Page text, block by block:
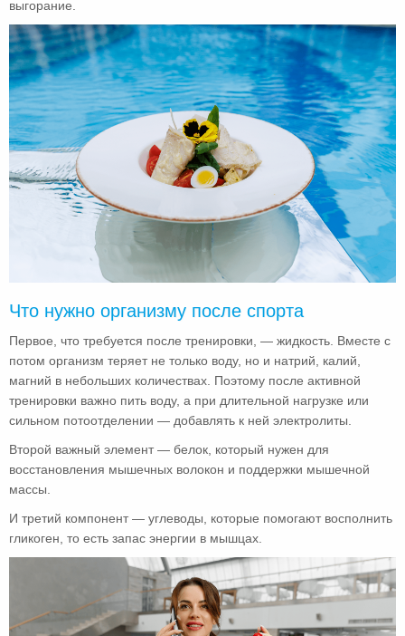
выгорание.
Что нужно организму после спорта
Первое, что требуется после тренировки, — жидкость. Вместе с
потом организм теряет не только воду, но и натрий, калий,
магний в небольших количествах. Поэтому после активной
тренировки важно пить воду, а при длительной нагрузке или
сильном потоотделении — добавлять к ней электролиты.
Второй важный элемент — белок, который нужен для
восстановления мышечных волокон и поддержки мышечной
массы.
И третий компонент — углеводы, которые помогают восполнить
гликоген, то есть запас энергии в мышцах.